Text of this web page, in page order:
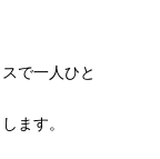
で一人ひと
ます。